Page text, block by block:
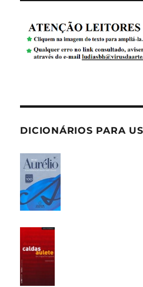
DICIONÁRIOS PARA